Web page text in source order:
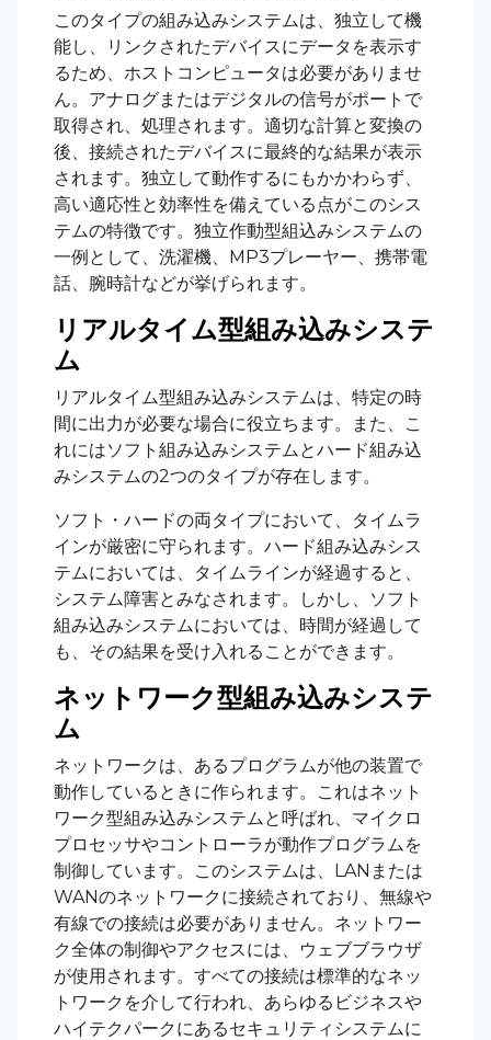
このタイプの組み込みシステムは、独立して機
能し、リンクされたデバイスにデータを表示す
るため、ホストコンピュータは必要がありませ
ん。アナログまたはデジタルの信号がポートで
取得され、処理されます。適切な計算と変換の
後、接続されたデバイスに最終的な結果が表示
されます。独立して動作するにもかかわらず、
高い適応性と効率性を備えている点がこのシス
テムの特徴です。独立作動型組込みシステムの
一例として、洗濯機、MP3プレーヤー、携帯電
話、腕時計などが挙げられます。
リアルタイム型組み込みシステ
ム
リアルタイム型組み込みシステムは、特定の時
間に出力が必要な場合に役立ちます。また、こ
れにはソフト組み込みシステムとハード組み込
みシステムの2つのタイプが存在します。
ソフト・ハードの両タイプにおいて、タイムラ
インが厳密に守られます。ハード組み込みシス
テムにおいては、タイムラインが経過すると、
システム障害とみなされます。しかし、ソフト
組み込みシステムにおいては、時間が経過して
も、その結果を受け入れることができます。
ネットワーク型組み込みシステ
ム
ネットワークは、あるプログラムが他の装置で
動作しているときに作られます。これはネット
ワーク型組み込みシステムと呼ばれ、マイクロ
プロセッサやコントローラが動作プログラムを
制御しています。このシステムは、LANまたは
WANのネットワークに接続されており、無線や
有線での接続は必要がありません。ネットワー
ク全体の制御やアクセスには、ウェブブラウザ
が使用されます。すべての接続は標準的なネッ
トワークを介して行われ、あらゆるビジネスや
ハイテクパークにあるセキュリティシステムに